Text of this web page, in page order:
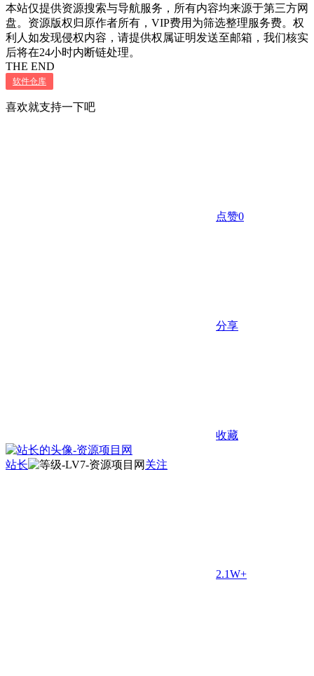
本站仅提供资源搜索与导航服务，所有内容均来源于第三方网
盘。资源版权归原作者所有，VIP费用为筛选整理服务费。权
利人如发现侵权内容，请提供权属证明发送至邮箱，我们核实
后将在24小时内断链处理。
THE END
软件仓库
喜欢就支持一下吧
点赞0
分享
收藏
站长 关注
2.1W+